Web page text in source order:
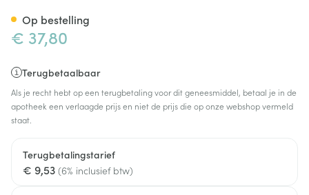
€ 37,80
Terugbetaalbaar
Als je recht hebt op een terugbetaling voor dit geneesmiddel, betaal je in de
apotheek een verlaagde prijs en niet de prijs die op onze webshop vermeld
staat.
Terugbetalingstarief
€ 9,53 (6% inclusief btw)
Op bestelling